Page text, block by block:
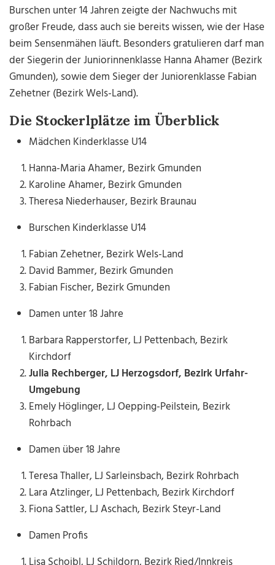
Burschen unter 14 Jahren zeigte der Nachwuchs mit
großer Freude, dass auch sie bereits wissen, wie der Hase
beim Sensenmähen läuft. Besonders gratulieren darf man
der Siegerin der Juniorinnenklasse Hanna Ahamer (Bezirk
Gmunden), sowie dem Sieger der Juniorenklasse Fabian
Zehetner (Bezirk Wels-Land).
Die Stockerlplätze im Überblick
Mädchen Kinderklasse U14
Hanna-Maria Ahamer, Bezirk Gmunden
Karoline Ahamer, Bezirk Gmunden
Theresa Niederhauser, Bezirk Braunau
Burschen Kinderklasse U14
Fabian Zehetner, Bezirk Wels-Land
David Bammer, Bezirk Gmunden
Fabian Fischer, Bezirk Gmunden
Damen unter 18 Jahre
Barbara Rapperstorfer, LJ Pettenbach, Bezirk
Kirchdorf
Julia Rechberger, LJ Herzogsdorf, Bezirk Urfahr-
Umgebung
Emely Höglinger, LJ Oepping-Peilstein, Bezirk
Rohrbach
Damen über 18 Jahre
Teresa Thaller, LJ Sarleinsbach, Bezirk Rohrbach
Lara Atzlinger, LJ Pettenbach, Bezirk Kirchdorf
Fiona Sattler, LJ Aschach, Bezirk Steyr-Land
Damen Profis